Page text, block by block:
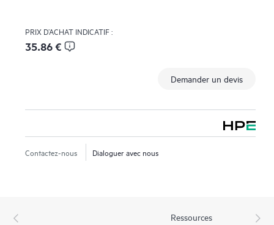
PRIX D’ACHAT INDICATIF :
35.86 €
Demander un devis
Contactez-nous Dialoguer avec nous
Ressources